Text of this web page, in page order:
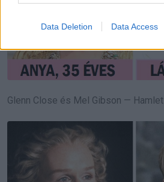
Data Deletion Data Access
Glenn Close és Mel Gibson — Hamlet